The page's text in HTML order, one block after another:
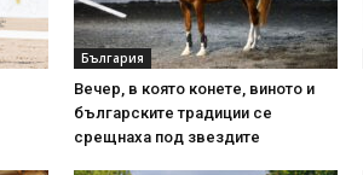
България
Вечер, в която конете, виното и
българските традиции се
срещнаха под звездите